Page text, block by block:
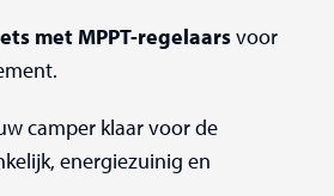
met MPPT-regelaarsvoor
camper klaar voor de
energiezuinig en